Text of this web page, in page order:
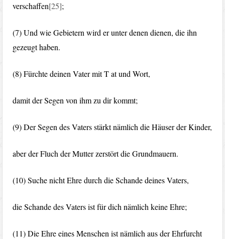
verschaffen[25];
(7) Und wie Gebietern wird er unter denen dienen, die ihn
gezeugt haben.
(8) Fürchte deinen Vater mit T at und Wort,
damit der Segen von ihm zu dir kommt;
(9) Der Segen des Vaters stärkt nämlich die Häuser der Kinder,
aber der Fluch der Mutter zerstört die Grundmauern.
(10) Suche nicht Ehre durch die Schande deines Vaters,
die Schande des Vaters ist für dich nämlich keine Ehre;
(11) Die Ehre eines Menschen ist nämlich aus der Ehrfurcht